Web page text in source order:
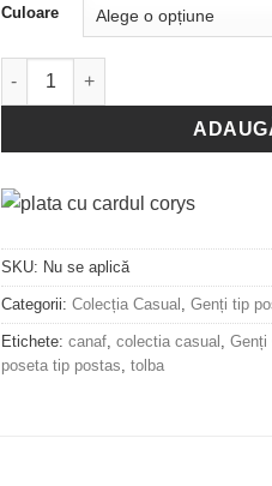
Culoare
Cantitate Geantă Red Kiss - Red
SKU: Nu se aplică
Categorii: Colecția Casual Genți tip
Etichete: canaf, colectia casual Genți
poseta tip postas tolba